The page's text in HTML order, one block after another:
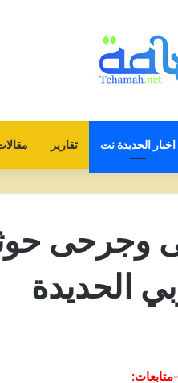
اخبار الحديدة نت تقارير
وجرحى
الحديدة